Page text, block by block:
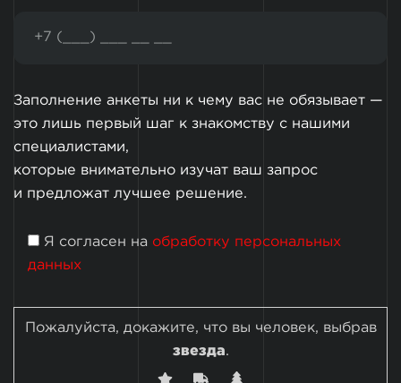
Заполнение анкеты ни к чему вас не обязывает —
это лишь первый шаг к знакомству с нашими
специалистами,
которые внимательно изучат ваш запрос
и предложат лучшее решение.
Я согласен на обработку персональных
данных
Пожалуйста, докажите, что вы человек, выбрав
звезда.